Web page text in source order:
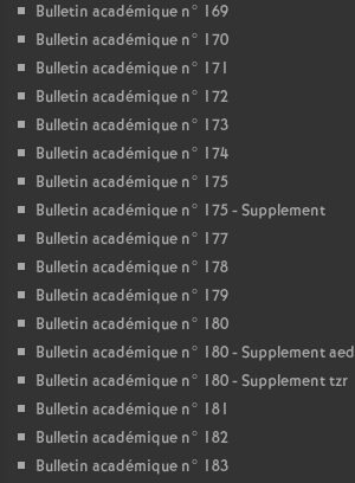
Bulletin académique n° 169
Bulletin académique n° 170
Bulletin académique n° 171
Bulletin académique n° 172
Bulletin académique n° 173
Bulletin académique n° 174
Bulletin académique n° 175
Bulletin académique n° 175 - Supplement
Bulletin académique n° 177
Bulletin académique n° 178
Bulletin académique n° 179
Bulletin académique n° 180
Bulletin académique n° 180 - Supplement aed
Bulletin académique n° 180 - Supplement tzr
Bulletin académique n° 181
Bulletin académique n° 182
Bulletin académique n° 183